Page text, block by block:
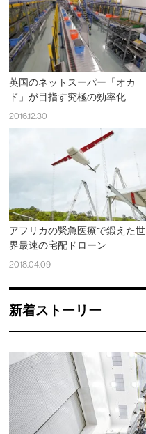
英国のネットスーパー「オカ
ド」が目指す究極の効率化
2016.12.30
アフリカの緊急医療で鍛えた世
界最速の宅配ドローン
2018.04.09
新着ストーリー